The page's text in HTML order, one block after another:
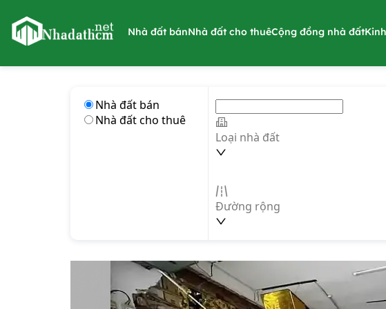
nhadathcm.net
Nhà đất bánNhà đất cho thuêCộng đồng nhà đất
Nhà đất bán
Nhà đất cho thuê
Loại nhà đất
Đường rộng